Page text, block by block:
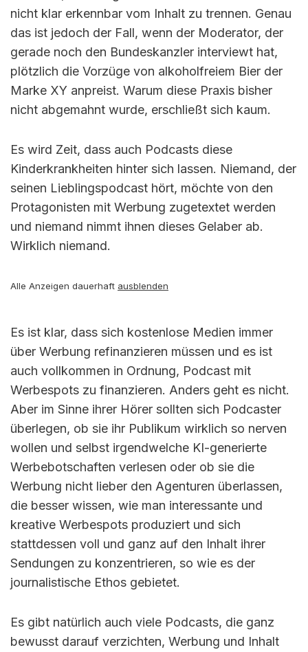
nicht klar erkennbar vom Inhalt zu trennen. Genau
das ist jedoch der Fall, wenn der Moderator, der
gerade noch den Bundeskanzler interviewt hat,
plötzlich die Vorzüge von alkoholfreiem Bier der
Marke XY anpreist. Warum diese Praxis bisher
nicht abgemahnt wurde, erschließt sich kaum.
Es wird Zeit, dass auch Podcasts diese
Kinderkrankheiten hinter sich lassen. Niemand, der
seinen Lieblingspodcast hört, möchte von den
Protagonisten mit Werbung zugetextet werden
und niemand nimmt ihnen dieses Gelaber ab.
Wirklich niemand.
Alle Anzeigen dauerhaft ausblenden
Es ist klar, dass sich kostenlose Medien immer
über Werbung refinanzieren müssen und es ist
auch vollkommen in Ordnung, Podcast mit
Werbespots zu finanzieren. Anders geht es nicht.
Aber im Sinne ihrer Hörer sollten sich Podcaster
überlegen, ob sie ihr Publikum wirklich so nerven
wollen und selbst irgendwelche KI-generierte
Werbebotschaften verlesen oder ob sie die
Werbung nicht lieber den Agenturen überlassen,
die besser wissen, wie man interessante und
kreative Werbespots produziert und sich
stattdessen voll und ganz auf den Inhalt ihrer
Sendungen zu konzentrieren, so wie es der
journalistische Ethos gebietet.
Es gibt natürlich auch viele Podcasts, die ganz
bewusst darauf verzichten, Werbung und Inhalt